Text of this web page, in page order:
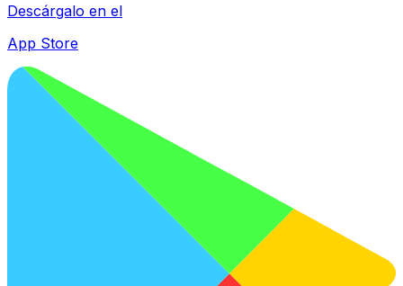
Descárgalo en el
App Store